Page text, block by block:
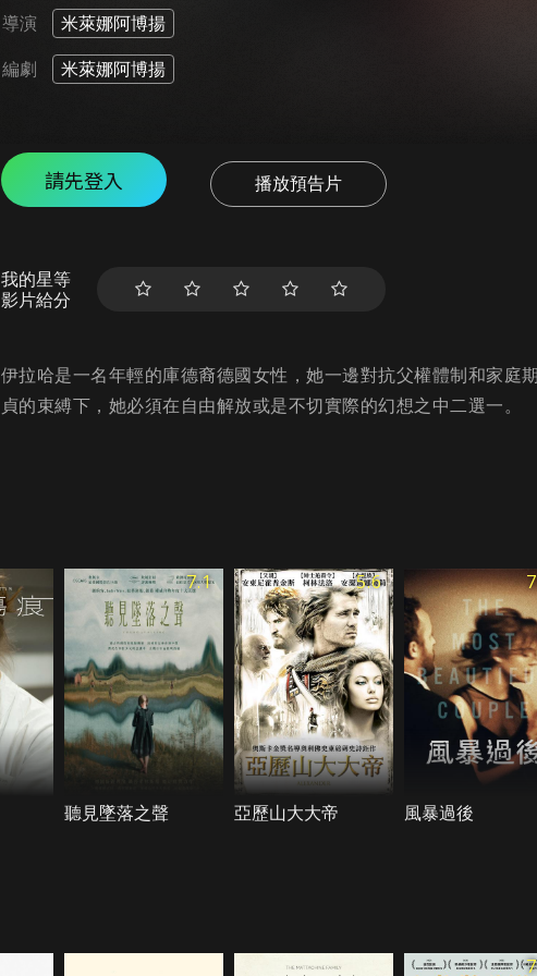
導演 米萊娜阿博揚
編劇 米萊娜阿博揚
請先登入 播放預告片
我的星等
影片給分
伊拉哈是一名年輕的庫德裔德國女性，她一邊對抗父權體制和家庭
貞的束縛下，她必須在自由解放或是不切實際的幻想之中二選一。
7.1
聽見墜落之聲
5.6
亞歷山大大帝 風暴過後